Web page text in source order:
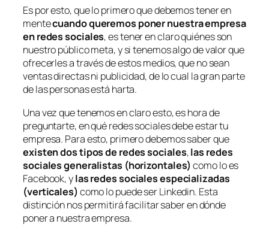
Es por esto, que lo primero que debemos tener en
mentecuando queremos poner nuestra empresa
en redes sociales, es tener en claro quiénes son
nuestro público meta, y si tenemos algo de valor que
ofrecerles a través de estos medios, que no sean
ventas directas ni publicidad, de lo cual la gran parte
de las personas está harta.
Una vez que tenemos en claro esto, es hora de
preguntarte, en qué redes sociales debe estar tu
empresa. Para esto, primero debemos saber que
existen dos tipos de redes sociales,las redes
sociales generalistas (horizontales) como lo es
Facebook, ylas redes sociales especializadas
(verticales) como lo puede ser Linkedin. Esta
distinción nos permitirá facilitar saber en dónde
poner a nuestra empresa.